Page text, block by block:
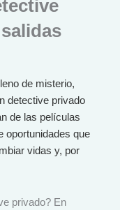
de misterio,
detective privado
de las películas
oportunidades que
vidas y, por
privado? En